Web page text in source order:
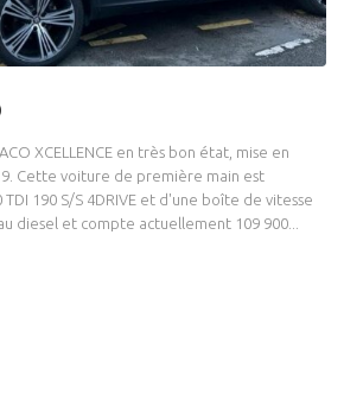
XCELLENCE en très bon état, mise en
Cette voiture de première main est
190 S/S 4DRIVE et d'une boîte de vitesse
diesel et compte actuellement 109 900...